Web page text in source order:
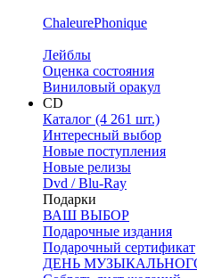
ChaleurePhonique
Лейблы
Оценка состояния
Виниловый оракул
CD
Каталог (4 261 шт.)
Интересный выбор
Новые поступления
Новые релизы
Dvd / Blu-Ray
Подарки
ВАШ ВЫБОР
Подарочные издания
Подарочный сертификат
ДЕНЬ